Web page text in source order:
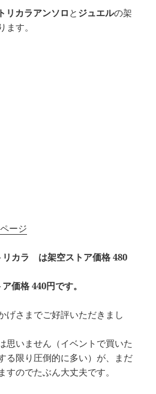
トリカラアンソロ と ジュエルの架
す。
ージ
リカラ は架空ストア価格 480
価格 440円です。
げさまでご好評いただきまし
思いません（イベントで買いた
る限り圧倒的に多い）が、まだ
のでたぶん大丈夫です。